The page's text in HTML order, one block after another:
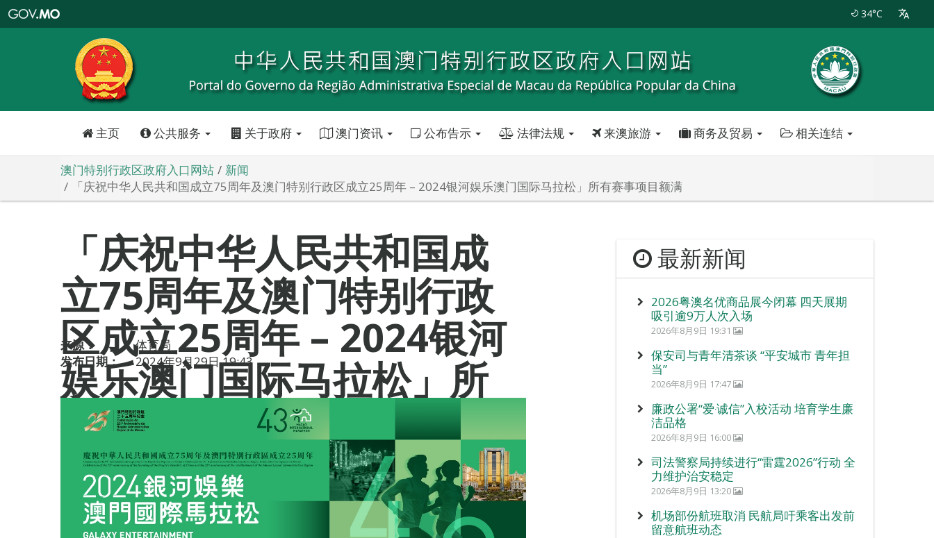
特
政
区
政
口
34°C
主页 公共服务 关于政府 澳门资讯 公布告示 法律法规 来澳旅游 商务及贸易 相关连结
澳门特别行政区政府入口网站
新闻
「庆祝中华人民共和国成立75周年及澳门特别行政区成立25周年 – 2024银河娱乐澳门国际马拉松」所有赛事项目额满
「庆祝中华人民共和国成
立75周年及澳门特别行政
区成立25周年 – 2024银河
娱乐澳门国际马拉松」所
有赛事项目额满
来源：
体育局
发布日期：
2024年9月29日 19:43
最新新闻
2026粤澳名优商品展今闭幕 四天展期
吸引逾9万人次入场
2026年8月9日 19:31
保安司与青年清茶谈 “平安城市 青年担
当”
2026年8月9日 17:47
廉政公署“爱‧诚信”入校活动 培育学生廉
洁品格
2026年8月9日 16:00
司法警察局持续进行“雷霆2026”行动 全
力维护治安稳定
2026年8月9日 13:20
机场部份航班取消 民航局吁乘客出发前
留意航班动态